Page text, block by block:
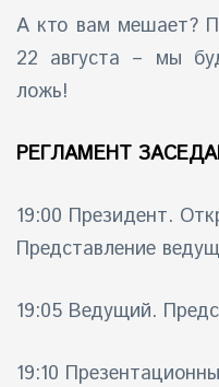
А кто вам мешает?
22 августа – мы
ложь!
РЕГЛАМЕНТ
19:00 Президент.
Представление
19:05 Ведущий.
19:10